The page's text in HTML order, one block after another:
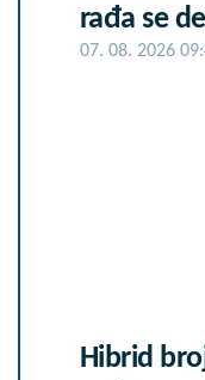
rađa se
07. 08. 2026
Hibrid